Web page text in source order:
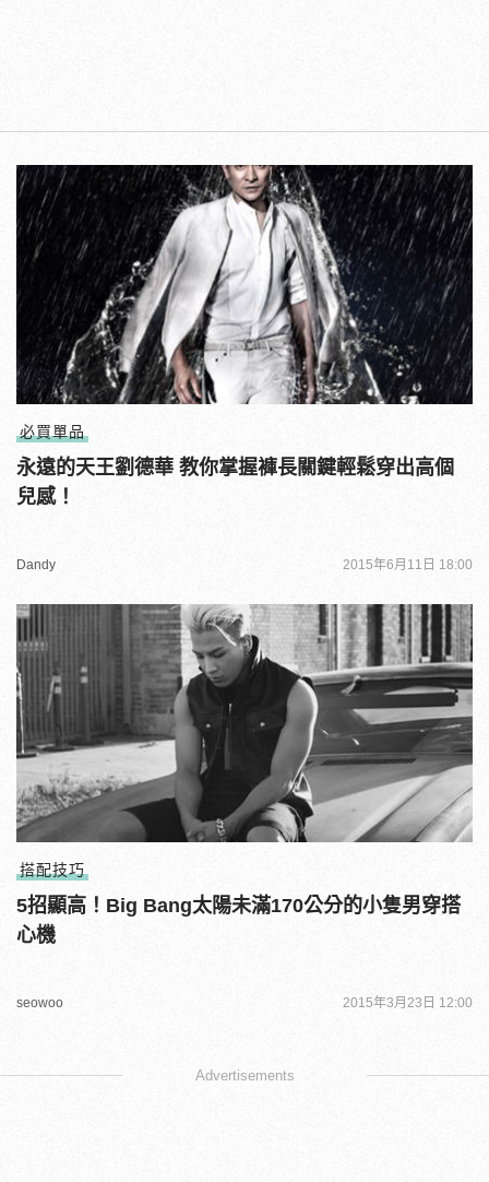
必買單品
永遠的天王劉德華 教你掌握褲長關鍵輕鬆穿出高個
兒感！
Dandy 2015年6月11日 18:00
搭配技巧
5招顯高！Big Bang太陽未滿170公分的小隻男穿搭
心機
seowoo 2015年3月23日 12:00
Advertisements